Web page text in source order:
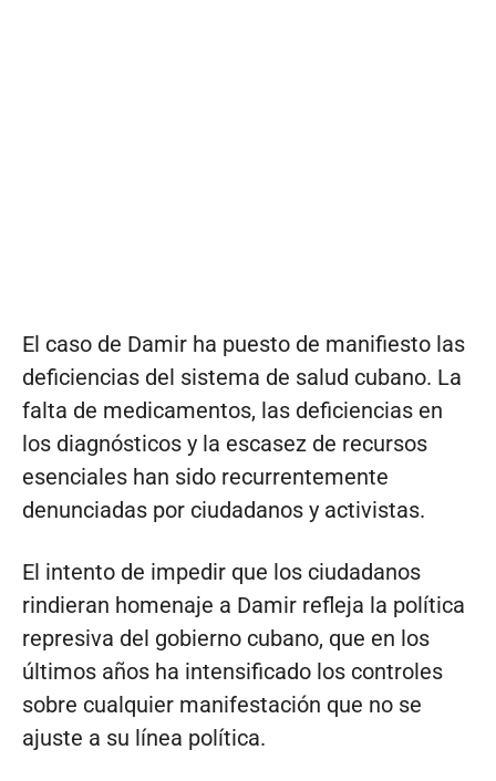
El caso de Damir ha puesto de manifiesto las
deficiencias del sistema de salud cubano. La
falta de medicamentos, las deficiencias en
los diagnósticos y la escasez de recursos
esenciales han sido recurrentemente
denunciadas por ciudadanos y activistas.
El intento de impedir que los ciudadanos
rindieran homenaje a Damir refleja la política
represiva del gobierno cubano, que en los
últimos años ha intensificado los controles
sobre cualquier manifestación que no se
ajuste a su línea política.